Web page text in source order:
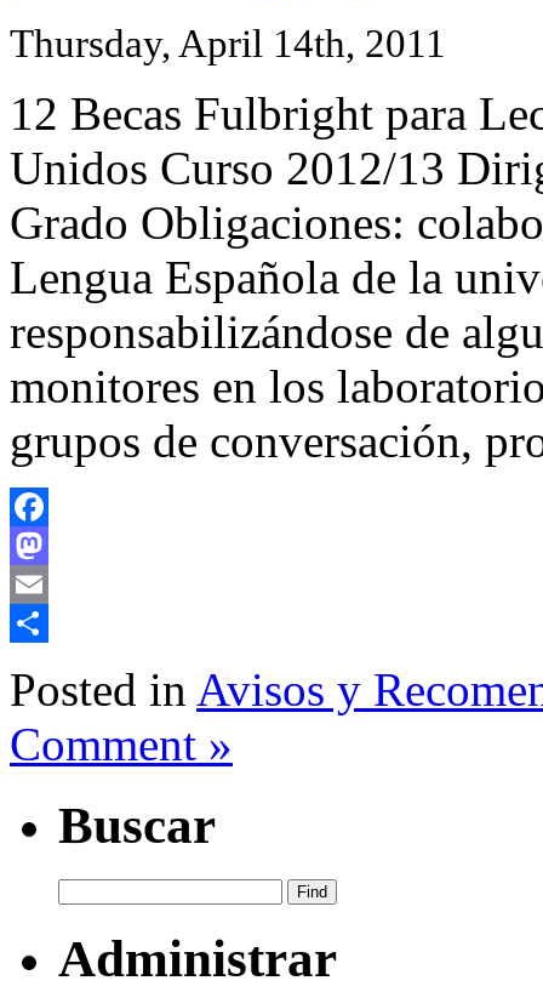
Thursday, April 14th, 2011
12 Becas Fulbright para
Unidos Curso 2012/13
Grado Obligaciones:
Lengua Española de la
responsabilizándose de
monitores en los
grupos de conversación,
Facebook
Mastodon
Email
Posted in Avisos y
Comment »
Buscar
Administrar